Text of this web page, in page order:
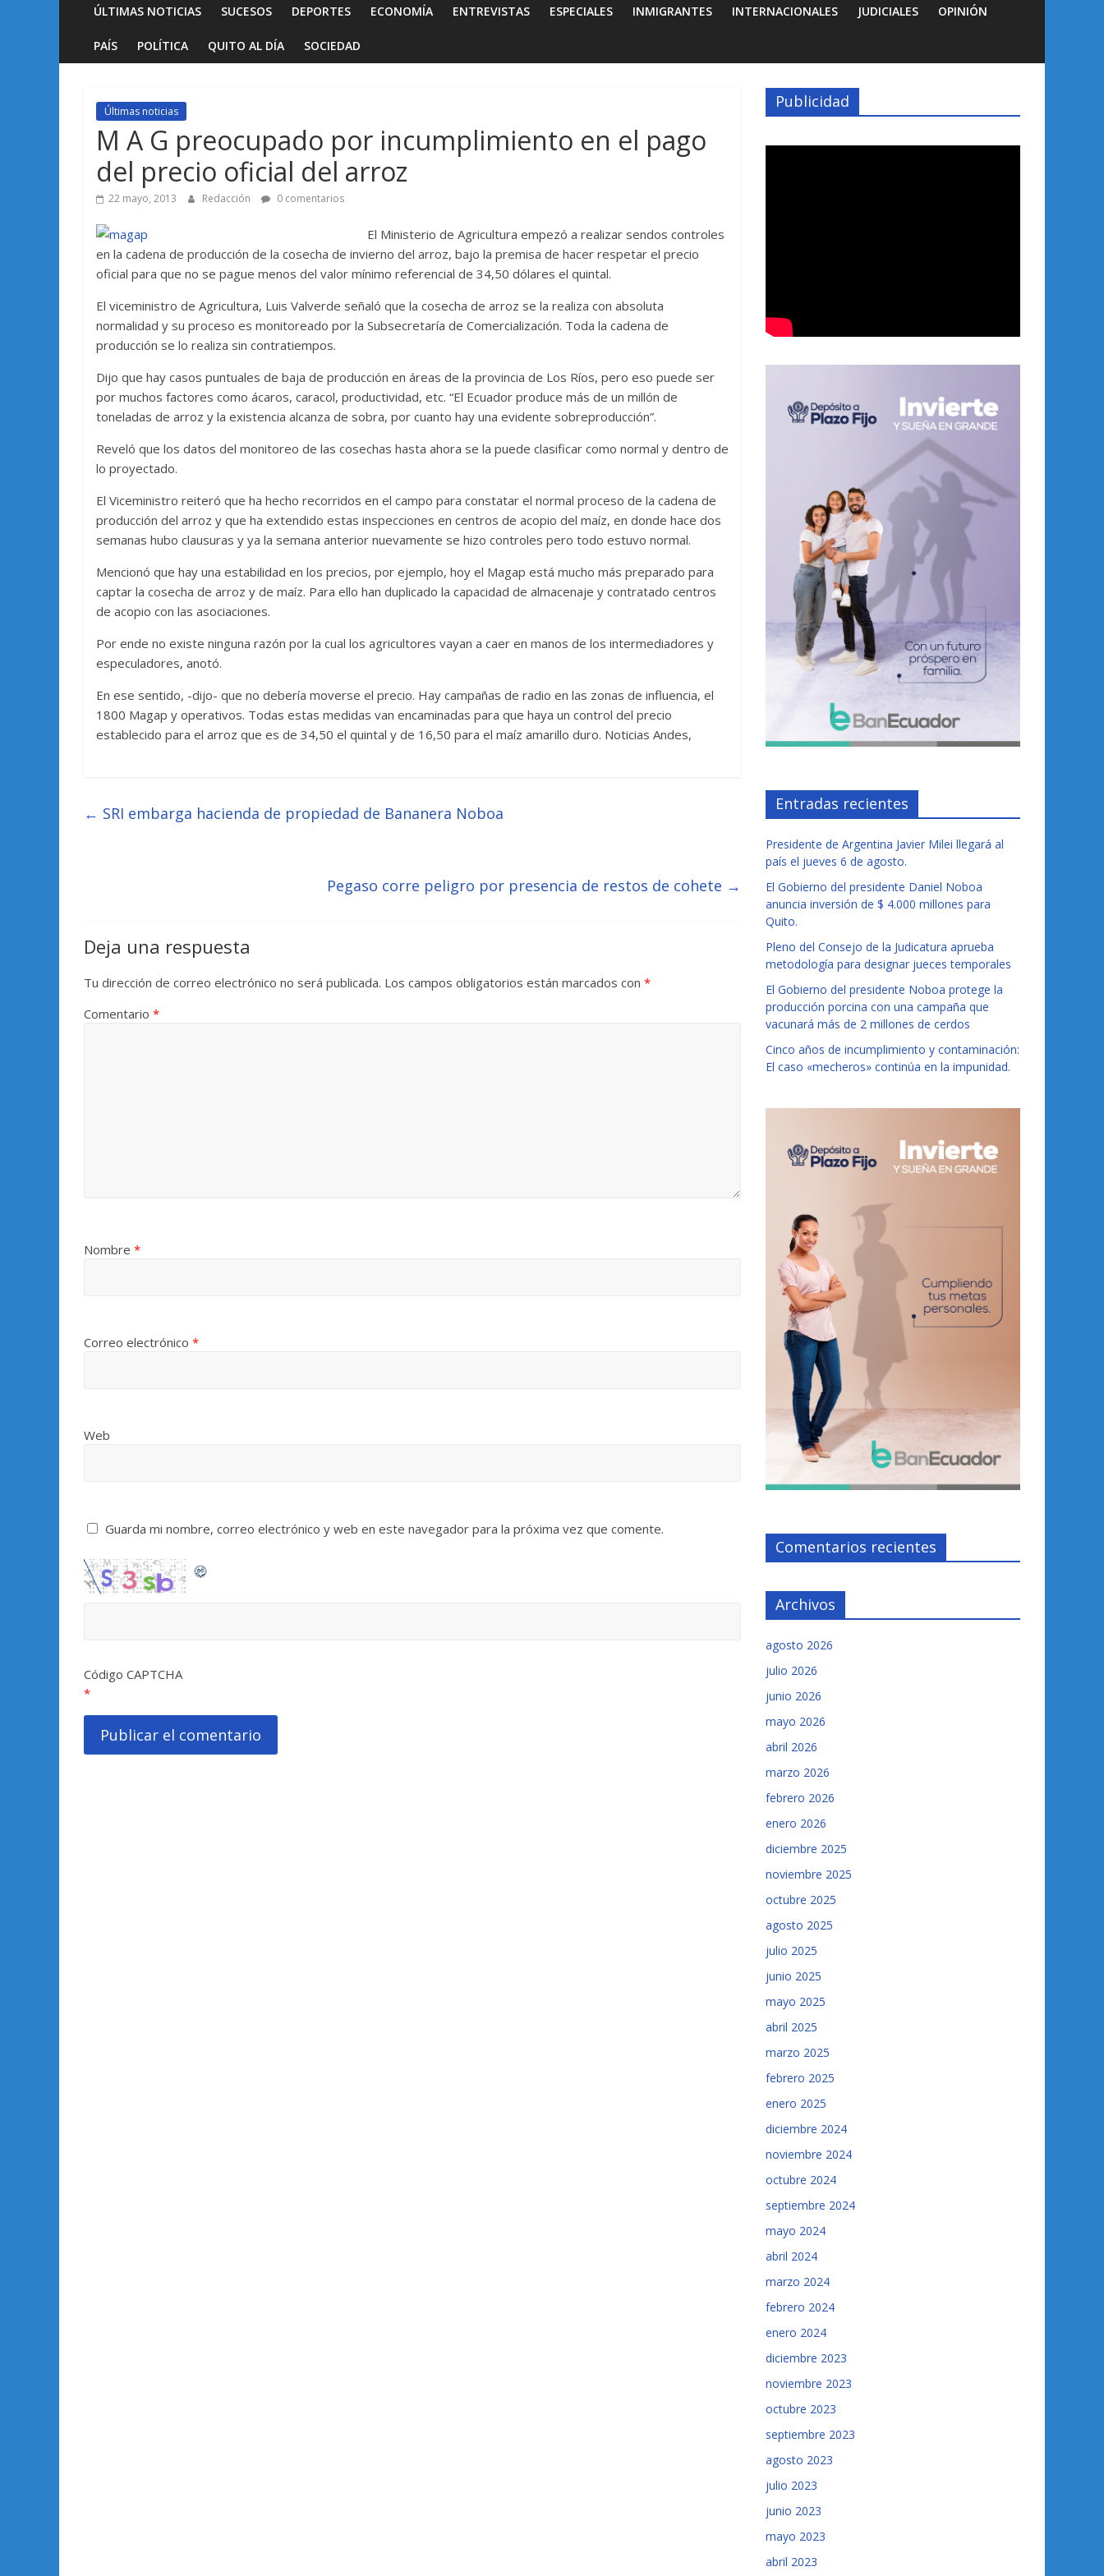
ÚLTIMAS NOTICIAS SUCESOS DEPORTES ECONOMÍA ENTREVISTAS ESPECIALES INMIGRANTES INTERNACIONALES JUDICIALES OPINIÓN
PAÍS POLÍTICA QUITO AL DÍA SOCIEDAD
Últimas noticias
M A G preocupado por incumplimiento en el pago
del precio oficial del arroz
22 mayo, 2013 Redacción 0 comentarios
El Ministerio de Agricultura empezó a realizar sendos controles
en la cadena de producción de la cosecha de invierno del arroz, bajo la premisa de hacer respetar el precio
oficial para que no se pague menos del valor mínimo referencial de 34,50 dólares el quintal.
El viceministro de Agricultura, Luis Valverde señaló que la cosecha de arroz se la realiza con absoluta
normalidad y su proceso es monitoreado por la Subsecretaría de Comercialización. Toda la cadena de
producción se lo realiza sin contratiempos.
Dijo que hay casos puntuales de baja de producción en áreas de la provincia de Los Ríos, pero eso puede ser
por muchos factores como ácaros, caracol, productividad, etc. “El Ecuador produce más de un millón de
toneladas de arroz y la existencia alcanza de sobra, por cuanto hay una evidente sobreproducción”.
Reveló que los datos del monitoreo de las cosechas hasta ahora se la puede clasificar como normal y dentro de
lo proyectado.
El Viceministro reiteró que ha hecho recorridos en el campo para constatar el normal proceso de la cadena de
producción del arroz y que ha extendido estas inspecciones en centros de acopio del maíz, en donde hace dos
semanas hubo clausuras y ya la semana anterior nuevamente se hizo controles pero todo estuvo normal.
Mencionó que hay una estabilidad en los precios, por ejemplo, hoy el Magap está mucho más preparado para
captar la cosecha de arroz y de maíz. Para ello han duplicado la capacidad de almacenaje y contratado centros
de acopio con las asociaciones.
Por ende no existe ninguna razón por la cual los agricultores vayan a caer en manos de los intermediadores y
especuladores, anotó.
En ese sentido, -dijo- que no debería moverse el precio. Hay campañas de radio en las zonas de influencia, el
1800 Magap y operativos. Todas estas medidas van encaminadas para que haya un control del precio
establecido para el arroz que es de 34,50 el quintal y de 16,50 para el maíz amarillo duro. Noticias Andes,
← SRI embarga hacienda de propiedad de Bananera Noboa
Pegaso corre peligro por presencia de restos de cohete →
Deja una respuesta
Tu dirección de correo electrónico no será publicada. Los campos obligatorios están marcados con *
Comentario *
Nombre *
Correo electrónico *
Web
Guarda mi nombre, correo electrónico y web en este navegador para la próxima vez que comente.
Código CAPTCHA
*
Publicidad
Entradas recientes
Presidente de Argentina Javier Milei llegará al
país el jueves 6 de agosto.
El Gobierno del presidente Daniel Noboa
anuncia inversión de $ 4.000 millones para
Quito.
Pleno del Consejo de la Judicatura aprueba
metodología para designar jueces temporales
El Gobierno del presidente Noboa protege la
producción porcina con una campaña que
vacunará más de 2 millones de cerdos
Cinco años de incumplimiento y contaminación:
El caso «mecheros» continúa en la impunidad.
Comentarios recientes
Archivos
agosto 2026
julio 2026
junio 2026
mayo 2026
abril 2026
marzo 2026
febrero 2026
enero 2026
diciembre 2025
noviembre 2025
octubre 2025
agosto 2025
julio 2025
junio 2025
mayo 2025
abril 2025
marzo 2025
febrero 2025
enero 2025
diciembre 2024
noviembre 2024
octubre 2024
septiembre 2024
mayo 2024
abril 2024
marzo 2024
febrero 2024
enero 2024
diciembre 2023
noviembre 2023
octubre 2023
septiembre 2023
agosto 2023
julio 2023
junio 2023
mayo 2023
abril 2023